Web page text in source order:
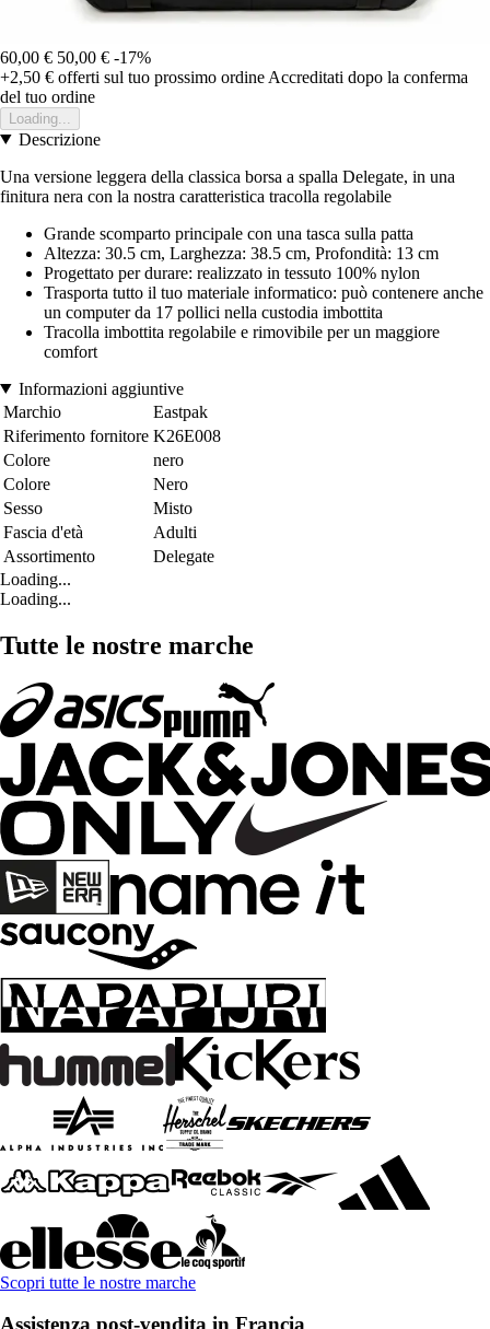
60,00 € 50,00 € -17%
+2,50 € offerti sul tuo prossimo ordine Accreditati dopo la conferma
del tuo ordine
Loading...
Descrizione
Una versione leggera della classica borsa a spalla Delegate, in una
finitura nera con la nostra caratteristica tracolla regolabile
Grande scomparto principale con una tasca sulla patta
Altezza: 30.5 cm, Larghezza: 38.5 cm, Profondità: 13 cm
Progettato per durare: realizzato in tessuto 100% nylon
Trasporta tutto il tuo materiale informatico: può contenere anche
un computer da 17 pollici nella custodia imbottita
Tracolla imbottita regolabile e rimovibile per un maggiore
comfort
Informazioni aggiuntive
Marchio
Eastpak
Riferimento fornitore K26E008
Colore
nero
Colore
Nero
Sesso
Misto
Fascia d'età
Adulti
Assortimento
Delegate
Loading...
Loading...
Tutte le nostre marche
Scopri tutte le nostre marche
Assistenza post-vendita in Francia